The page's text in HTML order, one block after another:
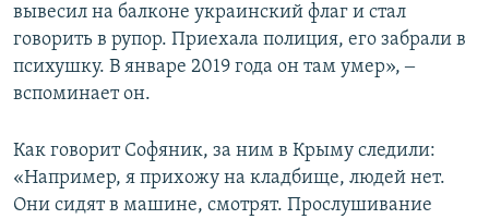
вывесил на балконе украинский флаг и стал
говорить в рупор. Приехала полиция, его забрали в
психушку. В январе 2019 года он там умер», ‒
вспоминает он.
Как говорит Софяник, за ним в Крыму следили:
«Например, я прихожу на кладбище, людей нет.
Они сидят в машине, смотрят. Прослушивание